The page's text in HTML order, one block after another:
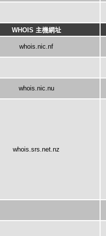
WHOIS 主機網址
whois.nic.nf
whois.nic.nu
whois.srs.net.nz